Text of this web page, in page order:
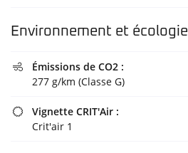
Environnement et écologie

Émissions de CO2 :
277 g/km (Classe G)

Vignette CRIT'Air :
Crit'air 1